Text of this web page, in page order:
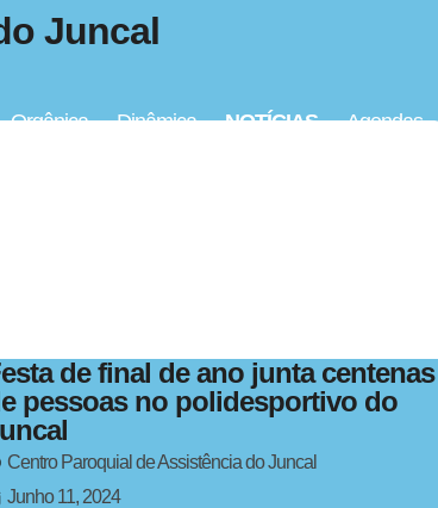
Orgânica Dinâmica NOTÍCIAS Agendas
Juncal
de final de ano junta centenas
pessoas no polidesportivo do
Centro Paroquial de Assistência do Juncal
Junho 11, 2024